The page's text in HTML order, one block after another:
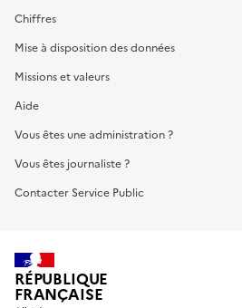
Chiffres
Mise à disposition des données
Missions et valeurs
Aide
Vous êtes une administration ?
Vous êtes journaliste ?
Contacter Service Public
RÉPUBLIQUE
FRANÇAISE